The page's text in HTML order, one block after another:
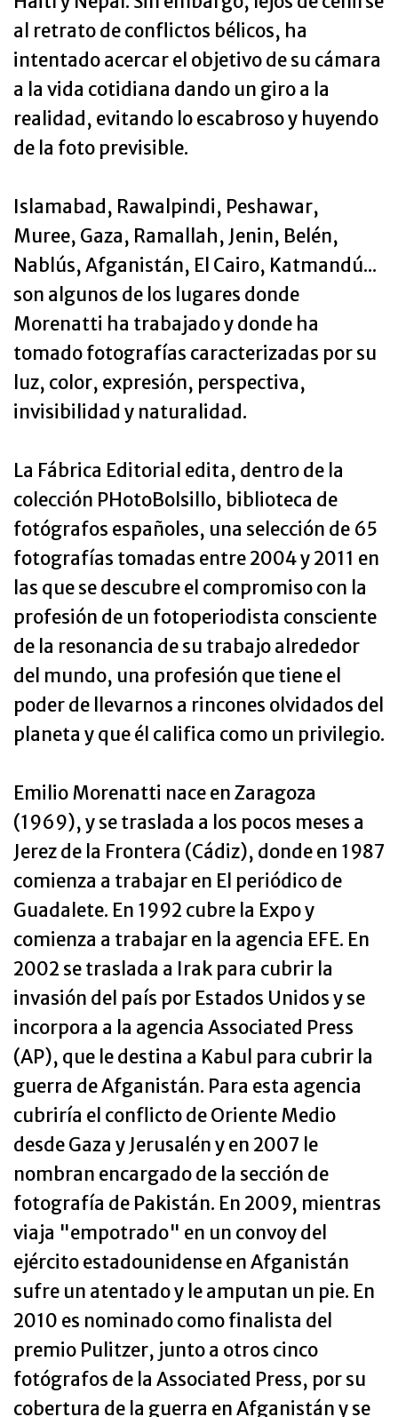
al retrato de conflictos bélicos, ha
intentado acercar el objetivo de su cámara
a la vida cotidiana dando un giro a la
realidad, evitando lo escabroso y huyendo
de la foto previsible.
Islamabad, Rawalpindi, Peshawar,
Muree, Gaza, Ramallah, Jenin, Belén,
Nablús, Afganistán, El Cairo, Katmandú...
son algunos de los lugares donde
Morenatti ha trabajado y donde ha
tomado fotografías caracterizadas por su
luz, color, expresión, perspectiva,
invisibilidad y naturalidad.
La Fábrica Editorial edita, dentro de la
colección PHotoBolsillo, biblioteca de
fotógrafos españoles, una selección de 65
fotografías tomadas entre 2004 y 2011 en
las que se descubre el compromiso con la
profesión de un fotoperiodista consciente
de la resonancia de su trabajo alrededor
del mundo, una profesión que tiene el
poder de llevarnos a rincones olvidados del
planeta y que él califica como un privilegio.
Emilio Morenatti nace en Zaragoza
(1969), y se traslada a los pocos meses a
Jerez de la Frontera (Cádiz), donde en 1987
comienza a trabajar en El periódico de
Guadalete. En 1992 cubre la Expo y
comienza a trabajar en la agencia EFE. En
2002 se traslada a Irak para cubrir la
invasión del país por Estados Unidos y se
incorpora a la agencia Associated Press
(AP), que le destina a Kabul para cubrir la
guerra de Afganistán. Para esta agencia
cubriría el conflicto de Oriente Medio
desde Gaza y Jerusalén y en 2007 le
nombran encargado de la sección de
fotografía de Pakistán. En 2009, mientras
viaja "empotrado" en un convoy del
ejército estadounidense en Afganistán
sufre un atentado y le amputan un pie. En
2010 es nominado como finalista del
premio Pulitzer, junto a otros cinco
fotógrafos de la Associated Press, por su
cobertura de la guerra en Afganistán y se